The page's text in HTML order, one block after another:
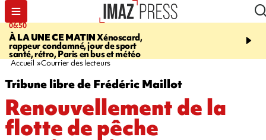
06:50
À LA UNE CE MATINXénoscard,
rappeur condamné, jour de sport
santé, rétro, Paris en bus et météo
08:53
Jour de
2026 - bouger,
Accueil Courrier des lecteurs
Tribune libre de Frédéric Maillot
Renouvellement de la
flotte de pêche